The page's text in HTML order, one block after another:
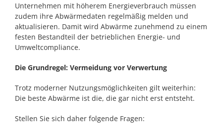
Unternehmen mit höherem Energieverbrauch müssen
zudem ihre Abwärmedaten regelmäßig melden und
aktualisieren. Damit wird Abwärme zunehmend zu einem
festen Bestandteil der betrieblichen Energie- und
Umweltcompliance.
Die Grundregel: Vermeidung vor Verwertung
Trotz moderner Nutzungsmöglichkeiten gilt weiterhin:
Die beste Abwärme ist die, die gar nicht erst entsteht.
Stellen Sie sich daher folgende Fragen: